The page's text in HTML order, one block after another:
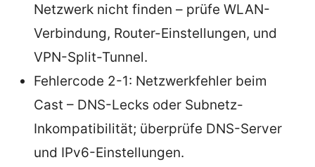
Netzwerk nicht finden – prüfe WLAN-
Verbindung, Router-Einstellungen, und
VPN-Split-Tunnel.
Fehlercode 2-1: Netzwerkfehler beim
Cast – DNS-Lecks oder Subnetz-
Inkompatibilität; überprüfe DNS-Server
und IPv6-Einstellungen.